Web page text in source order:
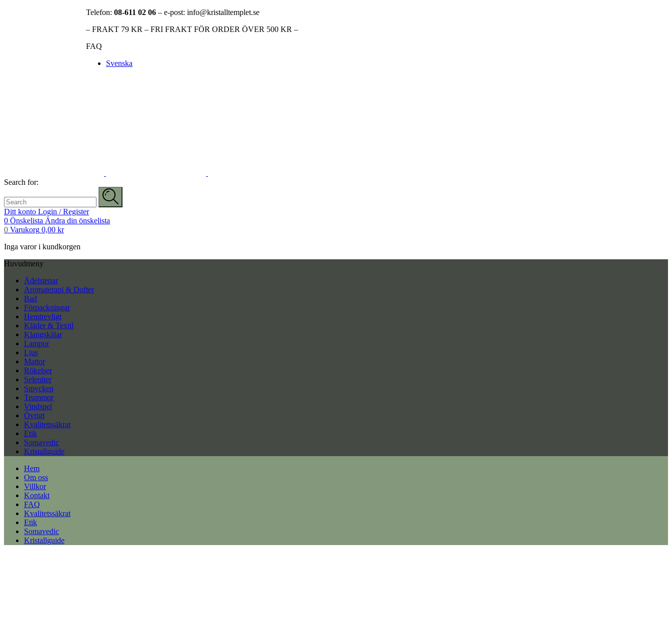
Telefon: 08-611 02 06 – e-post: info@kristalltemplet.se
– FRAKT 79 KR – FRI FRAKT FÖR ORDER ÖVER 500 KR –
FAQ
Svenska
Search for:
Ditt konto Login / Register
0 Önskelista Ändra din önskelista
0 Varukorg 0,00 kr
Inga varor i kundkorgen
Huvudmeny
Ädelstenar
Aromaterapi & Dofter
Bad
Förpackningar
Hemtrevligt
Kläder & Textil
Klangskålar
Lampor
Ljus
Mattor
Rökelser
Seleniter
Smycken
Trummor
Vindspel
Övrigt
Kvalitetssäkrat
Etik
Somavedic
Kristallguide
Hem
Om oss
Villkor
Kontakt
FAQ
Kvalitetssäkrat
Etik
Somavedic
Kristallguide